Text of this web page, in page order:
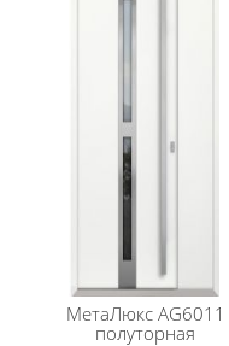
МетаЛюксAG6011
полуторная